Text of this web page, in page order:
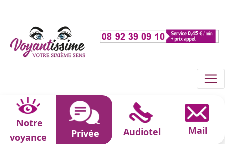
Notre
voyance
Privée Audiotel Mail